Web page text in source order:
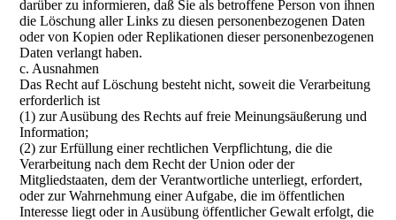
darüber zu informieren, daß Sie als betroffene Person von ihnen
die Löschung aller Links zu diesen personenbezogenen Daten
oder von Kopien oder Replikationen dieser personenbezogenen
Daten verlangt haben.
c. Ausnahmen
Das Recht auf Löschung besteht nicht, soweit die Verarbeitung
erforderlich ist
(1) zur Ausübung des Rechts auf freie Meinungsäußerung und
Information;
(2) zur Erfüllung einer rechtlichen Verpflichtung, die die
Verarbeitung nach dem Recht der Union oder der
Mitgliedstaaten, dem der Verantwortliche unterliegt, erfordert,
oder zur Wahrnehmung einer Aufgabe, die im öffentlichen
Interesse liegt oder in Ausübung öffentlicher Gewalt erfolgt, die